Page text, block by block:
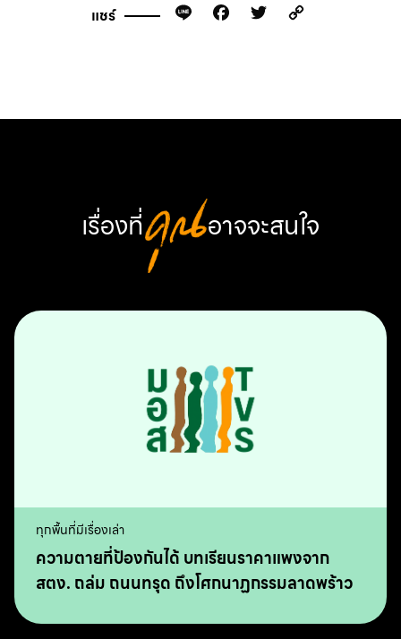
แชร์ Line Facebook
Twitter
เรื่องที่คุณ อาจจะสนใจ
ทุกพื้นที่มีเรื่องเล่า
ความตายที่ป้องกันได้ บทเรียนราคาแพงจาก
สตง. ถล่ม ถนนทรุด ถึงโศกนาฏกรรมลาดพร้าว